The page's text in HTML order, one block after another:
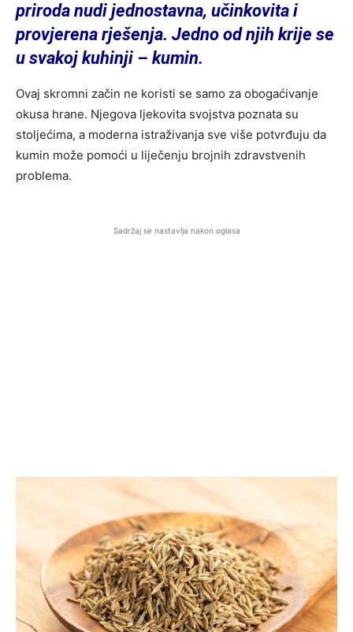
priroda nudi jednostavna, učinkovita i
provjerena rješenja. Jedno od njih krije se
u svakoj kuhinji – kumin.
Ovaj skromni začin ne koristi se samo za obogaćivanje
okusa hrane. Njegova ljekovita svojstva poznata su
stoljećima, a moderna istraživanja sve više potvrđuju da
kumin može pomoći u liječenju brojnih zdravstvenih
problema.
Sadržaj se nastavlja nakon oglasa